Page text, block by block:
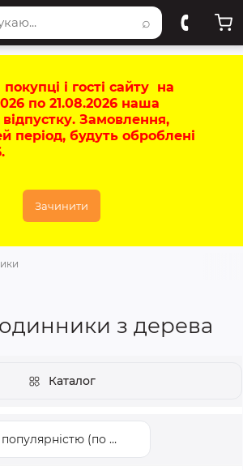
⌕
і гості сайту на
по 21.08.2026 наша
Замовлення,
період, будуть оброблені
Зачинити
з дерева
Каталог